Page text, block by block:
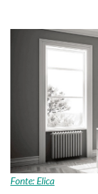
Fonte: Elica